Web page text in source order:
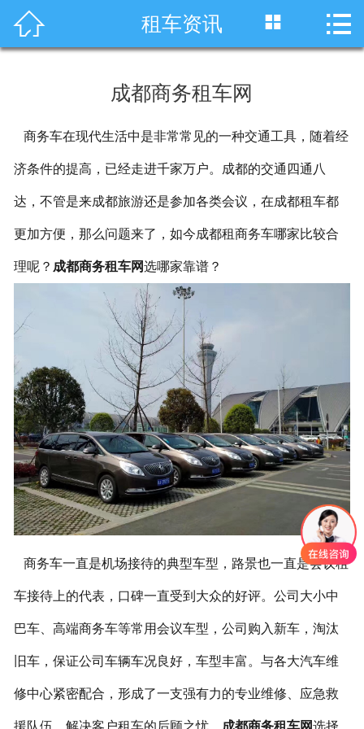
 首页
川藏线租车
服务项目
租车资讯
联系我们
 租车资讯  
成都商务租车网
商务车在现代生活中是非常常见的一种交通工具，随着经
济条件的提高，已经走进千家万户。成都的交通四通八
达，不管是来成都旅游还是参加各类会议，在成都租车都
更加方便，那么问题来了，如今成都租商务车哪家比较合
理呢？ 成都商务租车网选哪家靠谱？
商务车一直是机场接待的典型车型，路景也一直是会议租
车接待上的代表，口碑一直受到大众的好评。公司大小中
巴车、高端商务车等常用会议车型，公司购入新车，淘汰
旧车，保证公司车辆车况良好，车型丰富。与各大汽车维
修中心紧密配合，形成了一支强有力的专业维修、应急救